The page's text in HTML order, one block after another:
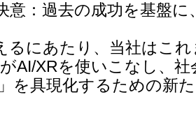
意：過去の成功を基盤に
るにあたり、当社はこ
AI/XRを使いこなし、社
を具現化するための新